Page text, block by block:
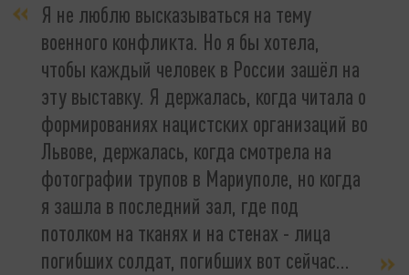
Я не люблю высказываться на тему
военного конфликта. Но я бы хотела,
чтобы каждый человек в России зашёл на
эту выставку. Я держалась, когда читала о
формированиях нацистских организаций во
Львове, держалась, когда смотрела на
фотографии трупов в Мариуполе, но когда
я зашла в последний зал, где под
потолком на тканях и на стенах - лица
погибших солдат, погибших вот сейчас…